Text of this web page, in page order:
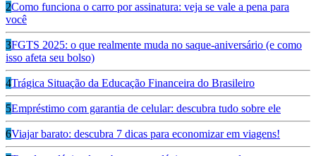
2Como funciona o carro por assinatura: veja se vale a pena para
você
3FGTS 2025: o que realmente muda no saque-aniversário (e como
isso afeta seu bolso)
4Trágica Situação da Educação Financeira do Brasileiro
5Empréstimo com garantia de celular: descubra tudo sobre ele
6Viajar barato: descubra 7 dicas para economizar em viagens!